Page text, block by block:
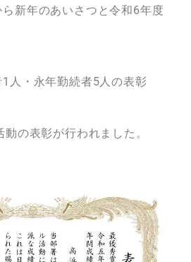
新年のあいさつと令和6年度
人・永年勤続者5人の表彰
の表彰が行われました。